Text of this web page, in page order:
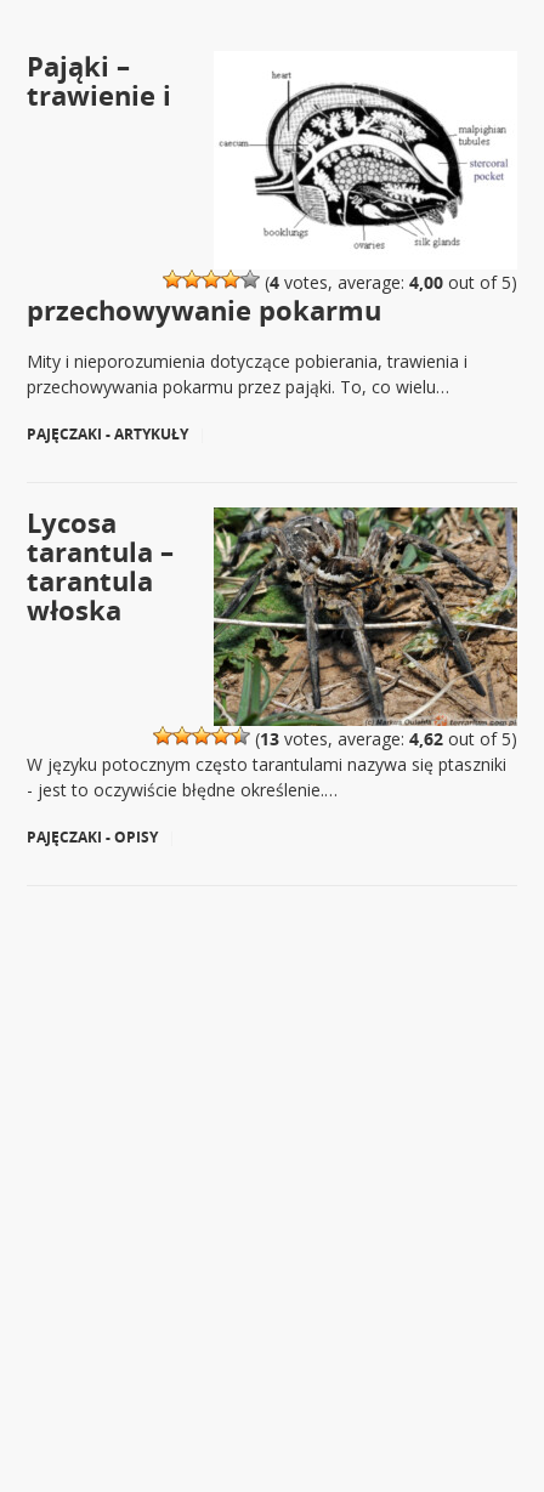
(4votes, average: 4,00out of 5)
Pająki –
trawienie i
przechowywanie pokarmu
Mity i nieporozumienia dotyczące pobierania, trawienia i
przechowywania pokarmu przez pająki. To, co wielu…
PAJĘCZAKI - ARTYKUŁY
(13votes, average: 4,62out of 5)
Lycosa
tarantula –
tarantula
włoska
W języku potocznym często tarantulami nazywa się ptaszniki
- jest to oczywiście błędne określenie.…
PAJĘCZAKI - OPISY